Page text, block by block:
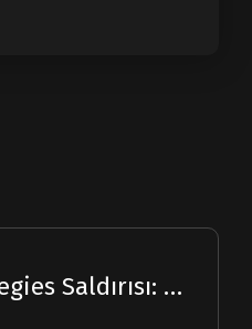
Ocak 2024 Gamma Strategies Saldırısı: Bir Rapor